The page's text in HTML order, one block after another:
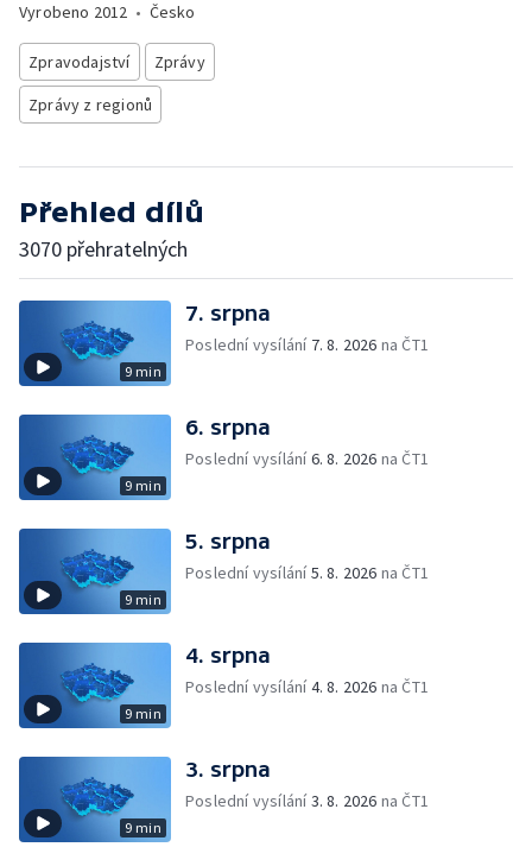
Vyrobeno 2012 • Česko
Zpravodajství
Zprávy
Zprávy z regionů
Přehled dílů
3070 přehratelných
9 min
7. srpna
Poslední vysílání 7. 8. 2026 na ČT1
9 min
6. srpna
Poslední vysílání6. 8. 2026 na ČT1
9 min
5. srpna
Poslední vysílání5. 8. 2026 na ČT1
9 min
4. srpna
Poslední vysílání4. 8. 2026 na ČT1
9 min
3. srpna
Poslední vysílání3. 8. 2026 na ČT1